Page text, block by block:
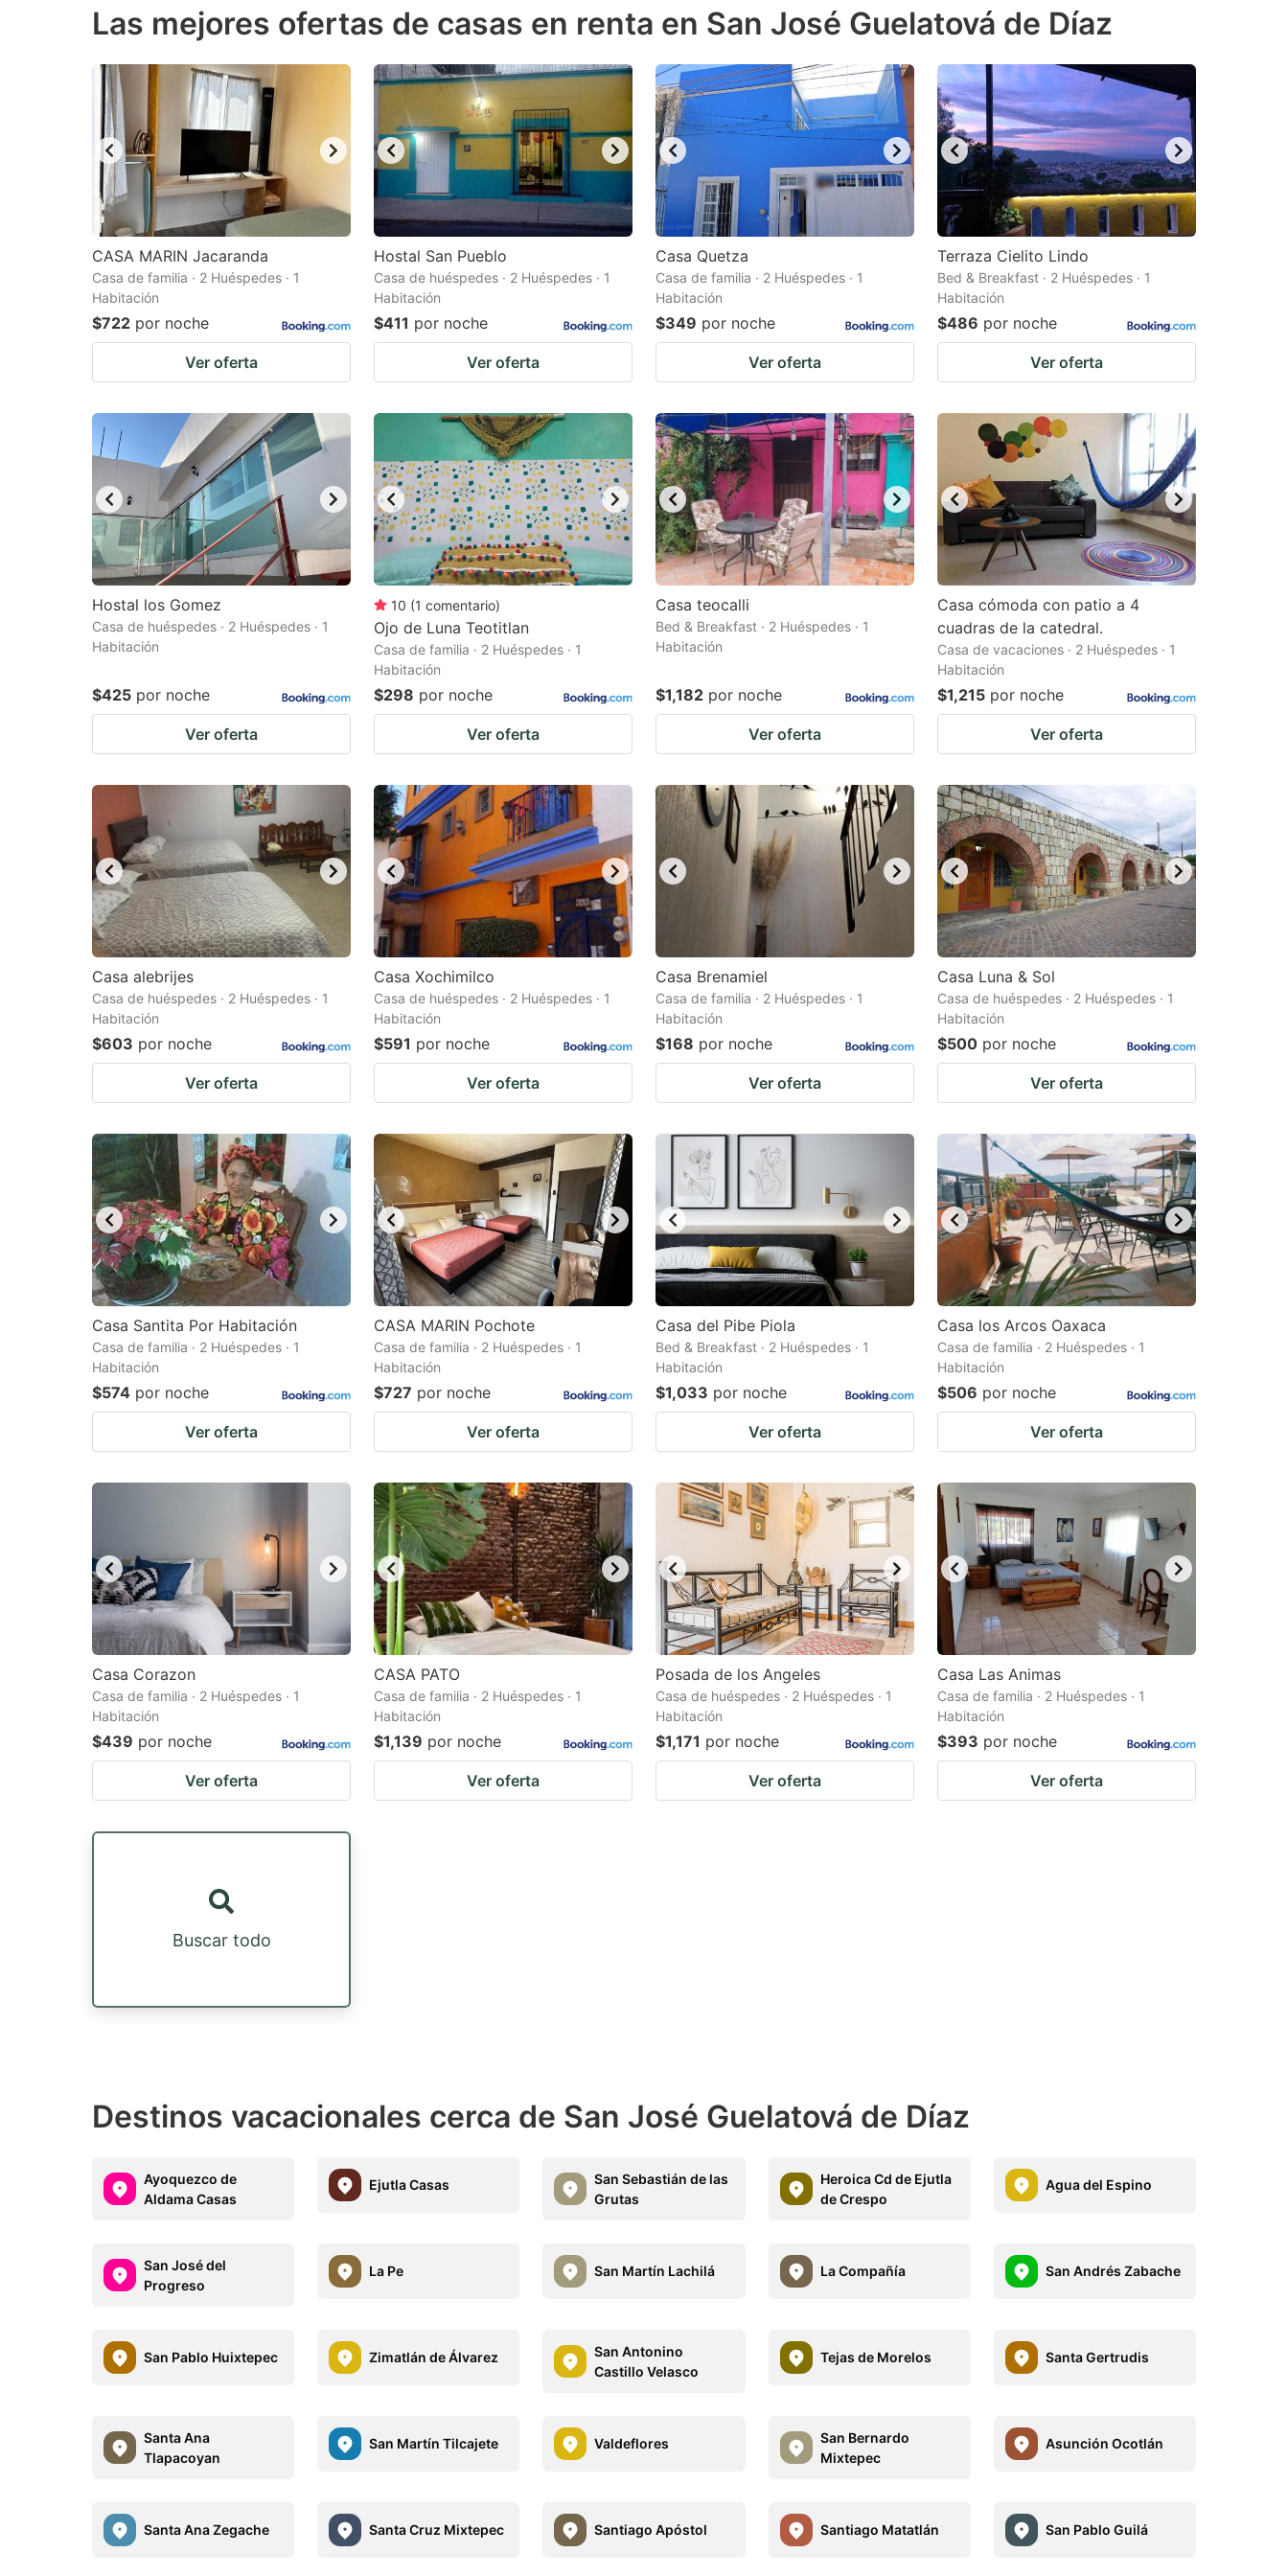
the
mark
key
to
get
the
keyboard
shortcuts
for
changing
dates.
the
mark
key
to
get
the
keyboard
shortcuts
for
changing
dates.
Las mejores ofertas de casas en renta en San José Guelatová de Díaz
CASA MARIN Jacaranda
Casa de familia · 2 Huéspedes · 1
Habitación
$722 por noche
Ver oferta
Hostal San Pueblo
Casa de huéspedes · 2 Huéspedes · 1
Habitación
$411 por noche
Ver oferta
Casa Quetza
Casa de familia · 2 Huéspedes · 1
Habitación
$349 por noche
Ver oferta
Terraza Cielito Lindo
Bed & Breakfast · 2 Huéspedes · 1
Habitación
$486 por noche
Ver oferta
Hostal los Gomez
Casa de huéspedes · 2 Huéspedes · 1
Habitación
$425 por noche
Ver oferta
10 (1 comentario)
Ojo de Luna Teotitlan
Casa de familia · 2 Huéspedes · 1
Habitación
$298 por noche
Ver oferta
Casa teocalli
Bed & Breakfast · 2 Huéspedes · 1
Habitación
$1,182 por noche
Ver oferta
Casa cómoda con patio a 4
cuadras de la catedral.
Casa de vacaciones · 2 Huéspedes · 1
Habitación
$1,215 por noche
Ver oferta
Casa alebrijes
Casa de huéspedes · 2 Huéspedes · 1
Habitación
$603 por noche
Ver oferta
Casa Xochimilco
Casa de huéspedes · 2 Huéspedes · 1
Habitación
$591 por noche
Ver oferta
Casa Brenamiel
Casa de familia · 2 Huéspedes · 1
Habitación
$168 por noche
Ver oferta
Casa Luna & Sol
Casa de huéspedes · 2 Huéspedes · 1
Habitación
$500 por noche
Ver oferta
Casa Santita Por Habitación
Casa de familia · 2 Huéspedes · 1
Habitación
$574 por noche
Ver oferta
CASA MARIN Pochote
Casa de familia · 2 Huéspedes · 1
Habitación
$727 por noche
Ver oferta
Casa del Pibe Piola
Bed & Breakfast · 2 Huéspedes · 1
Habitación
$1,033 por noche
Ver oferta
Casa los Arcos Oaxaca
Casa de familia · 2 Huéspedes · 1
Habitación
$506 por noche
Ver oferta
Casa Corazon
Casa de familia · 2 Huéspedes · 1
Habitación
$439 por noche
Ver oferta
CASA PATO
Casa de familia · 2 Huéspedes · 1
Habitación
$1,139 por noche
Ver oferta
Posada de los Angeles
Casa de huéspedes · 2 Huéspedes · 1
Habitación
$1,171 por noche
Ver oferta
Casa Las Animas
Casa de familia · 2 Huéspedes · 1
Habitación
$393 por noche
Ver oferta
Buscar todo
Destinos vacacionales cerca de San José Guelatová de Díaz
Ayoquezco de
Aldama Casas
Ejutla Casas
San Sebastián de las
Grutas
Heroica Cd de Ejutla
de Crespo
Agua del Espino
San José del
Progreso
La Pe San Martín Lachilá La Compañía San Andrés Zabache
San Pablo Huixtepec Zimatlán de Álvarez
San Antonino
Castillo Velasco
Tejas de Morelos Santa Gertrudis
Santa Ana
Tlapacoyan
San Martín Tilcajete Valdeflores
San Bernardo
Mixtepec
Asunción Ocotlán
Santa Ana Zegache Santa Cruz Mixtepec Santiago Apóstol Santiago Matatlán San Pablo Guilá